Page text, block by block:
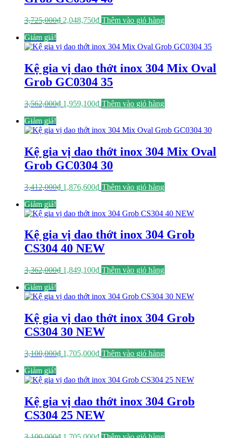
3,725,000₫ Giá
3,725,000₫.
2,048,750₫Giá
là:
Thêm vào giỏ hàng
Giảm giá!
Kệ gia vị dao thớt inox 304 Mix Oval
Grob GC0304 35
3,562,000₫ Giá
3,562,000₫.
1,959,100₫Giá
là:
Thêm vào giỏ hàng
Giảm giá!
Kệ gia vị dao thớt inox 304 Mix Oval
Grob GC0304 30
3,412,000₫ Giá
3,412,000₫.
1,876,600₫Giá
là:
Thêm vào giỏ hàng
Giảm giá!
Kệ gia vị dao thớt inox 304 Grob
CS304 40 NEW
3,362,000₫ Giá
3,362,000₫.
1,849,100₫Giá
là:
Thêm vào giỏ hàng
Giảm giá!
Kệ gia vị dao thớt inox 304 Grob
CS304 30 NEW
3,100,000₫ Giá
3,100,000₫.
1,705,000₫Giá
là:
Thêm vào giỏ hàng
Giảm giá!
Kệ gia vị dao thớt inox 304 Grob
CS304 25 NEW
Giá
Giá